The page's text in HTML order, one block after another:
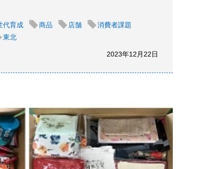
代育成 商品 店舗
消費者課題
東北
2023年12月22日